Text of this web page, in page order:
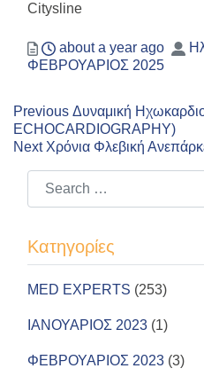
Citysline
Posted
about a year ago
ΦΕΒΡΟΥΑΡΙΟΣ 2025
Πλοήγηση
άρθρων
Previous Previous
post:
Δυναμική
ECHOCARDIOGRAPHY)
Next Next
Χρόνια Φλεβική
Search for:
Kατηγορίες
MED EXPERTS (253)
ΙΑΝΟΥΑΡΙΟΣ 2023 (1)
ΦΕΒΡΟΥΑΡΙΟΣ 2023 (3)